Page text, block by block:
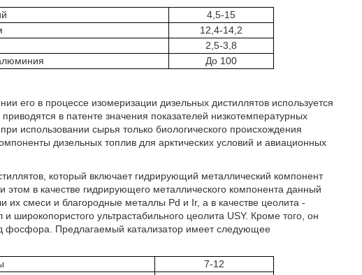
4,5-15
12,4-14,2
2,5-3,8
До 100
его в процессе изомеризации дизельных дистиллятов используется
в патенте значения показателей низкотемпературных
использовании сырья только биологического происхождения
дизельных топлив для арктических условий и авиационных
который включает гидрирующий металлический компонент
в качестве гидрирующего металлического компонента данный
их смеси и благородные металлы Pd и Ir, а в качестве цеолита -
широкопористого ультрастабильного цеолита USY. Кроме того, он
фосфора. Предлагаемый катализатор имеет следующее
7-12